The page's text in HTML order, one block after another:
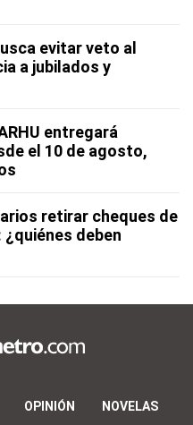
evitar veto al
a jubilados y
entregará
el 10 de agosto,
retirar cheques de
deben
OPINIÓN NOVELAS